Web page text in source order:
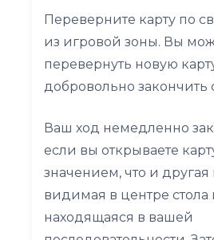
Переверните карту по
из игровой зоны. Вы
перевернуть новую
добровольно закончить
Ваш ход немедленно
если вы открываете
значением, что и другая
видимая в центре стола
находящаяся в вашей